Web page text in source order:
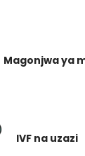
Magonjwa ya
IVF na uzazi